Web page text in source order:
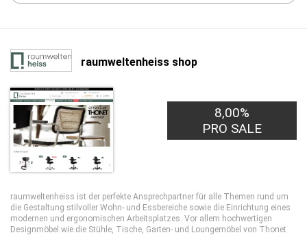
raumweltenheiss shop
8,00%
PRO SALE
raumweltenheiss ist der perfekte Ansprechpartner für alle Themen rund um
die Gestaltung stilvoller Wohn- und Essbereiche sowie die Einrichtung eines
modernen und ergonomischen Arbeitsplatzes. Vor allem hochwertigen
Designmöbel wie die Stühle, Tische, Garten- und Loungemöbel von Thonet